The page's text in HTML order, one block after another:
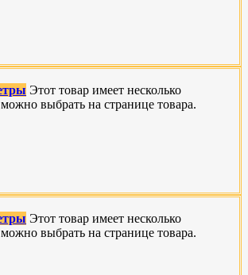
Этот товар имеет несколько
выбрать на странице товара.
Этот товар имеет несколько
выбрать на странице товара.